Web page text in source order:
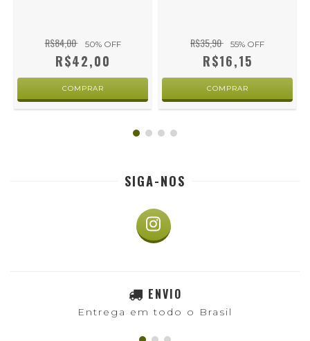
R$84,00 50% OFF
R$42,00
R$35,90 55% OFF
R$16,15
SIGA-NOS
ENVIO
Entrega em todo o Brasil